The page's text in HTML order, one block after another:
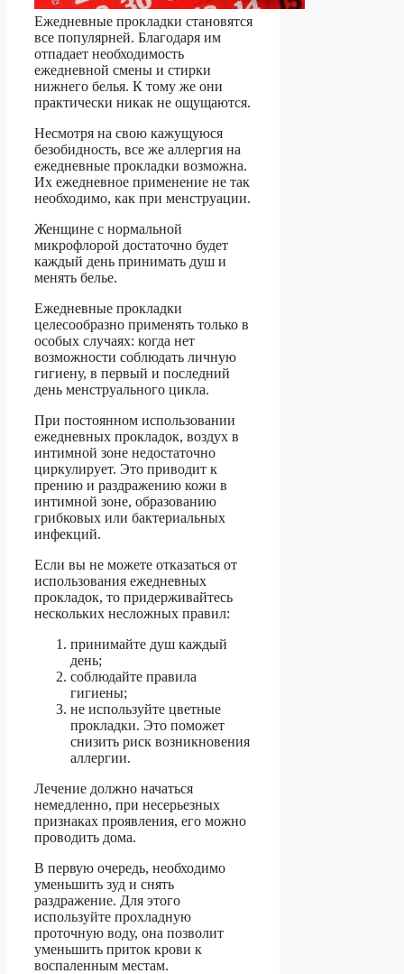
Ежедневные прокладки становятся
все популярней. Благодаря им
отпадает необходимость
ежедневной смены и стирки
нижнего белья. К тому же они
практически никак не ощущаются.
Несмотря на свою кажущуюся
безобидность, все же аллергия на
ежедневные прокладки возможна.
Их ежедневное применение не так
необходимо, как при менструации.
Женщине с нормальной
микрофлорой достаточно будет
каждый день принимать душ и
менять белье.
Ежедневные прокладки
целесообразно применять только в
особых случаях: когда нет
возможности соблюдать личную
гигиену, в первый и последний
день менструального цикла.
При постоянном использовании
ежедневных прокладок, воздух в
интимной зоне недостаточно
циркулирует. Это приводит к
прению и раздражению кожи в
интимной зоне, образованию
грибковых или бактериальных
инфекций.
Если вы не можете отказаться от
использования ежедневных
прокладок, то придерживайтесь
нескольких несложных правил:
принимайте душ каждый
день;
соблюдайте правила
гигиены;
не используйте цветные
прокладки. Это поможет
снизить риск возникновения
аллергии.
Лечение должно начаться
немедленно, при несерьезных
признаках проявления, его можно
проводить дома.
В первую очередь, необходимо
уменьшить зуд и снять
раздражение. Для этого
используйте прохладную
проточную воду, она позволит
уменьшить приток крови к
воспаленным местам.